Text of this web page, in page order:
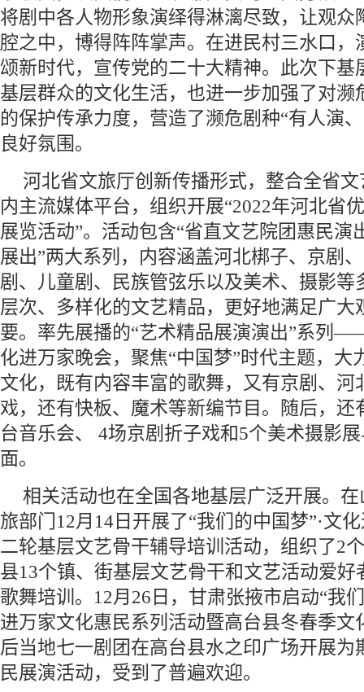
将剧中各人物形象演绎得淋漓尽致，让观众
腔之中，博得阵阵掌声。在进民村三水口，
颂新时代，宣传党的二十大精神。此次下基
基层群众的文化生活，也进一步加强了对濒
的保护传承力度，营造了濒危剧种“有人演
良好氛围。
河北省文旅厅创新传播形式，整合全省
内主流媒体平台，组织开展“2022年河北省
展览活动”。活动包含“省直文艺院团惠民演
展出”两大系列，内容涵盖河北梆子、京剧
剧、儿童剧、民族管弦乐以及美术、摄影等
层次、多样化的文艺精品，更好地满足广大
要。率先展播的“艺术精品展演演出”系列
化进万家晚会，聚焦“中国梦”时代主题，大
文化，既有内容丰富的歌舞，又有京剧、河
戏，还有快板、魔术等新编节目。随后，还
台音乐会、 4场京剧折子戏和5个美术摄影
面。
相关活动也在全国各地基层广泛开展。
旅部门12月14日开展了“我们的中国梦”·文
二轮基层文艺骨干辅导培训活动，组织了2
县13个镇、街基层文艺骨干和文艺活动爱
歌舞培训。12月26日，甘肃张掖市启动“
进万家文化惠民系列活动暨高台县冬春季文
后当地七一剧团在高台县水之印广场开展为
民展演活动，受到了普遍欢迎。